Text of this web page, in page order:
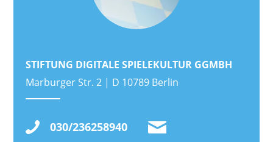
STIFTUNG DIGITALE SPIELEKULTUR GGMBH
Marburger Str. 2 | D 10789 Berlin
030/236258940